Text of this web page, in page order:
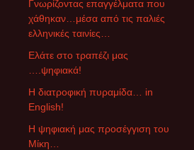
ρ
θ
ρ
ω
Γνωρίζοντας επαγγέλματα που
χάθηκαν…μέσα από τις παλιές
ελληνικές ταινίες…
Ελάτε στο τραπέζι μας
….ψηφιακά!
Η διατροφική πυραμίδα… in
English!
Η ψηφιακή μας προσέγγιση του
Μίκη…